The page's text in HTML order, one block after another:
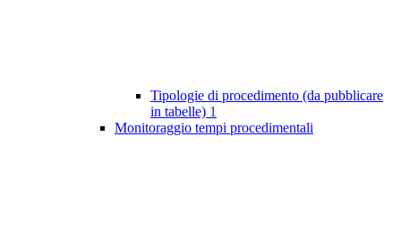
Tipologie di procedimento (da pubblicare
in tabelle) 1
Monitoraggio tempi procedimentali